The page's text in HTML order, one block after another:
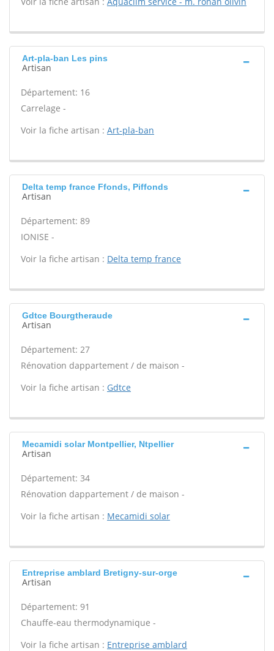
Art-pla-ban Les pins
Artisan
Département: 16
Carrelage -
Voir la fiche artisan : Art-pla-ban
Delta temp france Ffonds, Piffonds
Artisan
Département: 89
IONISE -
Voir la fiche artisan : Delta temp france
Gdtce Bourgtheraude
Artisan
Département: 27
Rénovation dappartement / de maison -
Voir la fiche artisan : Gdtce
Mecamidi solar Montpellier, Ntpellier
Artisan
Département: 34
Rénovation dappartement / de maison -
Voir la fiche artisan : Mecamidi solar
Entreprise amblard Bretigny-sur-orge
Artisan
Département: 91
Chauffe-eau thermodynamique -
Voir la fiche artisan : Entreprise amblard